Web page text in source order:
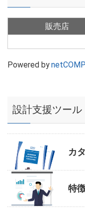
販売店
Powered by
設計支援ツール
カ
特